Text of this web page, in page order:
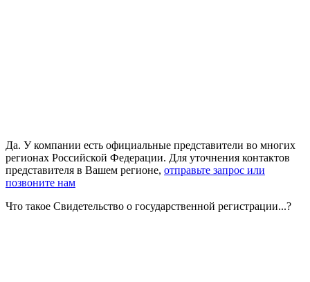
Да. У компании есть официальные представители во многих
регионах Российской Федерации. Для уточнения контактов
представителя в Вашем регионе, отправьте запрос или
позвоните нам
Что такое Свидетельство о государственной регистрации...?